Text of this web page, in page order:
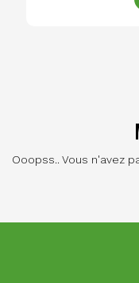
Ooopss.. Vous n'avez